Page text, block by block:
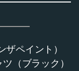
ペイント）
（ブラック）